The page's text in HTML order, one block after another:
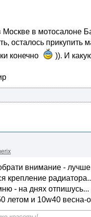
в мотосалоне
осталось
конечно
)). И
внимание -
крепление
- на днях отпишусь...
летом и 10w40 весна-